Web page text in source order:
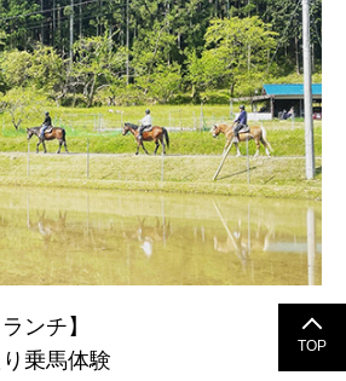
ンチ】
乗馬体験
TOP